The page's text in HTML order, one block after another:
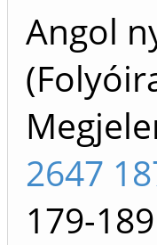
Angol
2647
179-189